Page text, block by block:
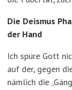
Die Deismus
der Hand
Ich spüre Gott
auf der, gegen
nämlich die